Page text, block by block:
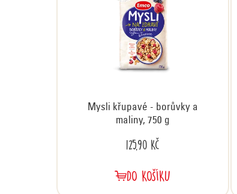
Mysli křupavé - borůvky a
maliny, 750 g
125,90 Kč
DO KOŠÍKU